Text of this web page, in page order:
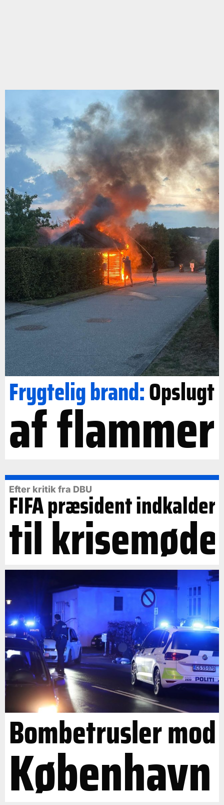
Frygtelig brand:Opslugt
af flammer
Efter kritik fra DBU
FIFA præsident indkalder
til krisemøde
Bombetrusler mod
København